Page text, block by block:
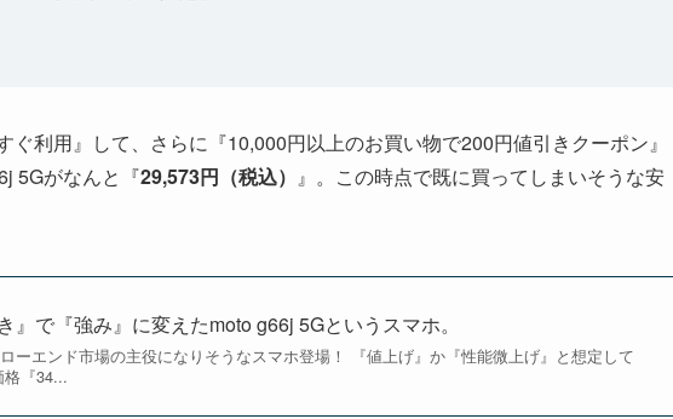
利用』して、さらに『10,000円以上のお買い物で200円値引きクーポン』
5Gがなんと『29,573円（税込） 』。この時点で既に買ってしまいそうな安
』で『強み』に変えたmoto g66j 5Gというスマホ。
ーエンド市場の主役になりそうなスマホ登場！ 『値上げ』か『性能微上げ』と想定して
『34...